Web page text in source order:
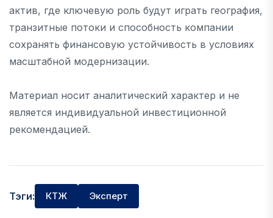
актив, где ключевую роль будут играть география,
транзитные потоки и способность компании
сохранять финансовую устойчивость в условиях
масштабной модернизации.
Материал носит аналитический характер и не
является индивидуальной инвестиционной
рекомендацией.
Тэги: КТЖ Эксперт